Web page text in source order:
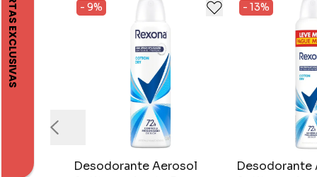
Desodorante Aerosol
- 9%
Desodorante
- 13%